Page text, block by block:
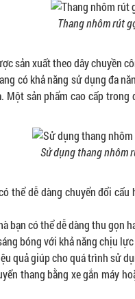
Thang nhôm rút
sản xuất theo dây chuyền
có khả năng sử dụng đa
Một sản phẩm cao cấp trong
Sử dụng thang nhôm
thể dễ dàng chuyển đổi
bạn có thể dễ dàng thu gọn
bóng với khả năng chịu
quả giúp cho quá trình sử
thang bằng xe gắn máy